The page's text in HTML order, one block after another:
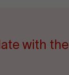
with the